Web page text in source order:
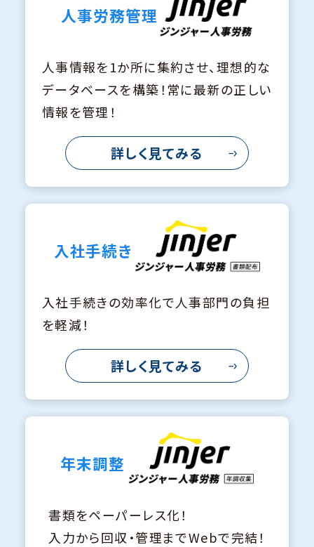
人事労務管理
人事情報を1か所に集約させ、理想的な
データベースを構築！常に最新の正しい
情報を管理！
詳しく見てみる
入社手続き
入社手続きの効率化で人事部門の負担
を軽減！
詳しく見てみる
年末調整
書類をペーパーレス化！
入力から回収・管理までWebで完結！